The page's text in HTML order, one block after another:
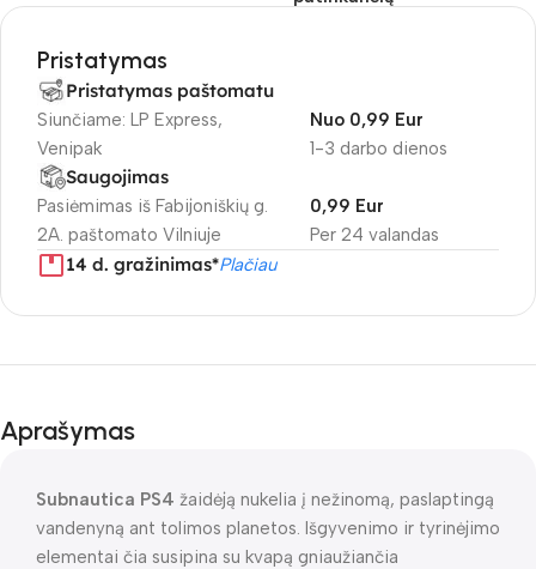
Pristatymas
Pristatymas paštomatu
Siunčiame: LP Express,
Venipak
1-3 darbo dienos
Nuo 0,99 Eur
Saugojimas
Pasiėmimas iš Fabijoniškių g.
2A. paštomato Vilniuje
Per 24 valandas
0,99 Eur
14 d. gražinimas*Plačiau
Aprašymas
Subnautica PS4 žaidėją nukelia į nežinomą, paslaptingą
vandenyną ant tolimos planetos. Išgyvenimo ir tyrinėjimo
elementai čia susipina su kvapą gniaužiančia